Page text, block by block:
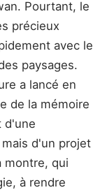
Pourtant, le
précieux
avec le
paysages.
a lancé en
de la mémoire
d'une
d'un projet
montre, qui
à rendre